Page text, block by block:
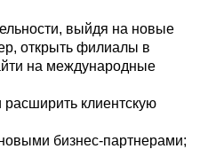
выйдя на новые
открыть филиалы в
на международные
расширить клиентскую
бизнес-партнерами;